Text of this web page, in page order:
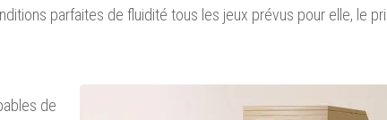
parfaites de fluidité tous les jeux prévus pour elle, le
de